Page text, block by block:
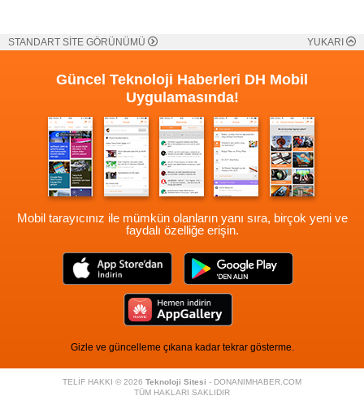
STANDART SİTE GÖRÜNÜMÜ YUKARI
Güncel Teknoloji Haberleri DH Mobil
Uygulamasında!
Mobil tarayıcınız ile mümkün olanların yanı sıra, birçok yeni ve
faydalı özelliğe erişin.
Gizle ve güncelleme çıkana kadar tekrar gösterme.
TELİF HAKKI © 2026 Teknoloji Sitesi - DONANIMHABER.COM
TÜM HAKLARI SAKLIDIR